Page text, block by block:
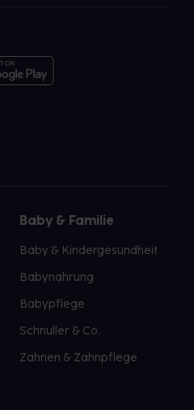
Baby & Familie
Baby & Kindergesundheit
Babynahrung
Babypflege
Schnuller & Co.
Zahnen & Zahnpflege